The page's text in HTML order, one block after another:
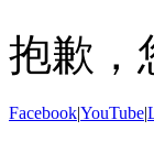
抱歉，
Facebook|YouTube|